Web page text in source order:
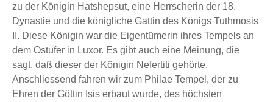
zu der Königin Hatshepsut, eine Herrscherin der 18.
Dynastie und die königliche Gattin des Königs Tuthmosis
II. Diese Königin war die Eigentümerin ihres Tempels an
dem Ostufer in Luxor. Es gibt auch eine Meinung, die
sagt, daß dieser der Königin Nefertiti gehörte.
Anschliessend fahren wir zum Philae Tempel, der zu
Ehren der Göttin Isis erbaut wurde, des höchsten